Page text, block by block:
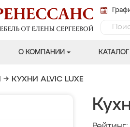
О КОМПАНИИ КАТАЛОГ
→ КУХНИ ALVIC LUXE